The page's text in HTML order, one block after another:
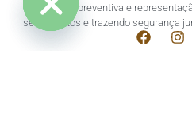
consultoria preventiva e
seus direitos e trazendo segurança